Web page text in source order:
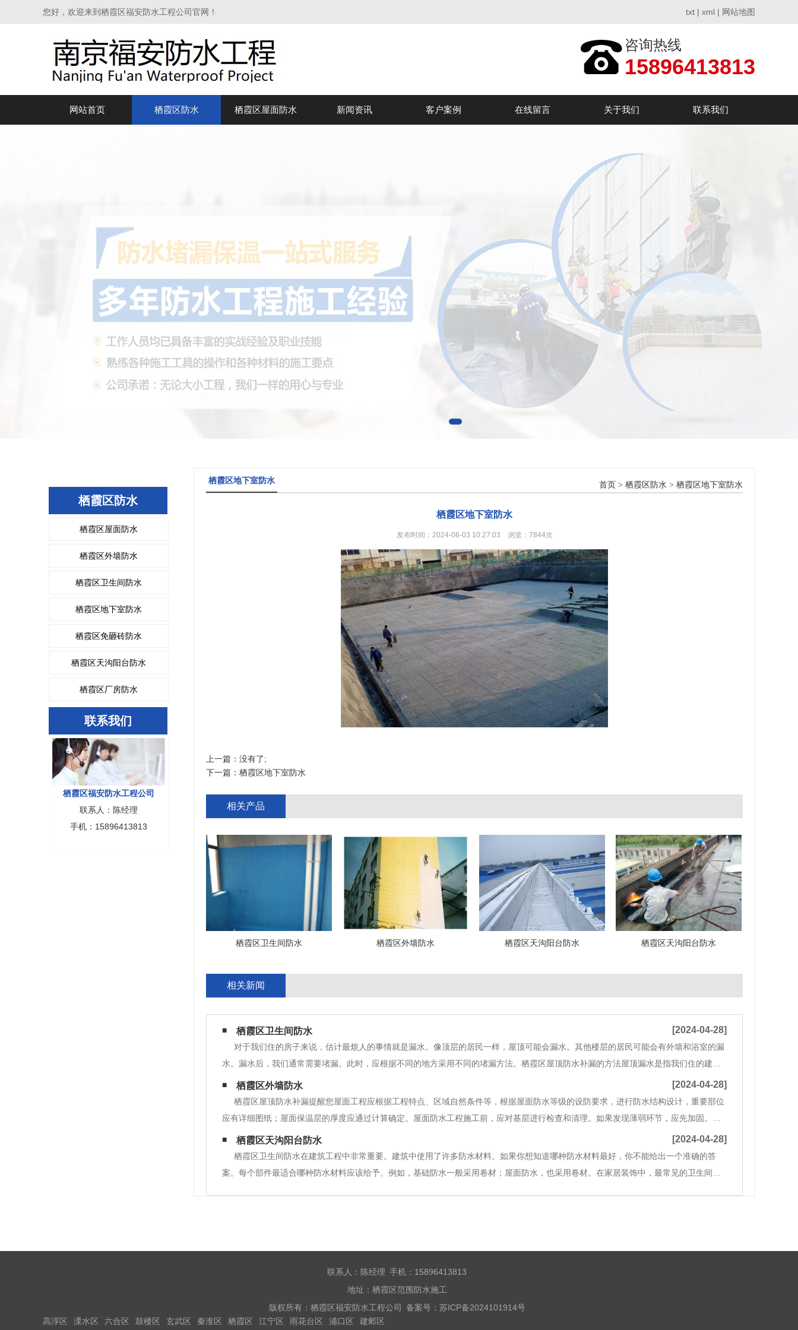
您好，欢迎来到栖霞区福安防水工程公司官网！ txt | xml | 网站地图
咨询热线
15896413813
网站首页 栖霞区防水 栖霞区屋面防水 新闻资讯 客户案例 在线留言 关于我们 联系我们
栖霞区防水
栖霞区屋面防水
栖霞区外墙防水
栖霞区卫生间防水
栖霞区地下室防水
栖霞区免砸砖防水
栖霞区天沟阳台防水
栖霞区厂房防水
联系我们
栖霞区福安防水工程公司
联系人：陈经理
手机：15896413813
栖霞区地下室防水 首页 > 栖霞区防水 > 栖霞区地下室防水
栖霞区地下室防水
发布时间：2024-06-03 10:27:03 浏览：7844次
上一篇：没有了;
下一篇： 栖霞区地下室防水
相关产品
栖霞区卫生间防水 栖霞区外墙防水 栖霞区天沟阳台防水 栖霞区天沟阳台防水
相关新闻
栖霞区卫生间防水 [2024-04-28]
对于我们住的房子来说，估计最烦人的事情就是漏水。像顶层的居民一样，屋顶可能会漏水。其他楼层的居民可能会有外墙和浴室的漏
水。漏水后，我们通常需要堵漏。此时，应根据不同的地方采用不同的堵漏方法。栖霞区屋顶防水补漏的方法屋顶漏水是指我们住的建筑
在顶层的地板漏水。顶层与室外接触，所以雨后屋顶下雨，然后我们发现我们的室内屋顶有漏水的痕迹。此时，漏水或渗水的痕迹，基本
上是点或线的形状，即屋顶漏水。原因分析①，屋
栖霞区外墙防水 [2024-04-28]
栖霞区屋顶防水补漏提醒您屋面工程应根据工程特点、区域自然条件等，根据屋面防水等级的设防要求，进行防水结构设计，重要部位
应有详细图纸；屋面保温层的厚度应通过计算确定。屋面防水工程施工前，应对基层进行检查和清理。如果发现薄弱环节，应先加固。检
查合格后，方可施工上述防水层。屋顶防水工程可以用小锤子敲击墙壁和地面。如果发现清晰的空气声音，这意味着里面有一个空鼓，所
有的空鼓都须敲掉。保持清洁。清洁后，它存在于
栖霞区天沟阳台防水 [2024-04-28]
栖霞区卫生间防水在建筑工程中非常重要。建筑中使用了许多防水材料。如果你想知道哪种防水材料最好，你不能给出一个准确的答
案。每个部件最适合哪种防水材料应该给予。例如，基础防水一般采用卷材；屋面防水，也采用卷材。在家居装饰中，最常见的卫生间防
联系人：陈经理 手机：15896413813
地址：栖霞区范围防水施工
版权所有：栖霞区福安防水工程公司 备案号： 苏ICP备2024101914号
高淳区
溧水区 六合区 鼓楼区 玄武区 秦淮区 栖霞区 江宁区 雨花台区 浦口区 建邺区